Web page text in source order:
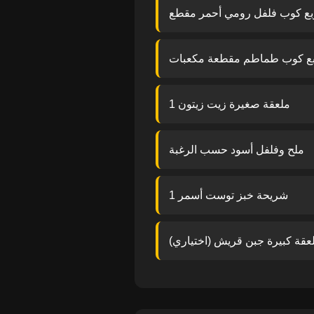
كوب فلفل رومي أحمر مقطع
كوب طماطم مقطعة مكعبات
1 ملعقة صغيرة زيت زيتون
ملح وفلفل أسود حسب الرغبة
1 شريحة خبز توست أسمر
كبيرة جبن قريش (اختياري)